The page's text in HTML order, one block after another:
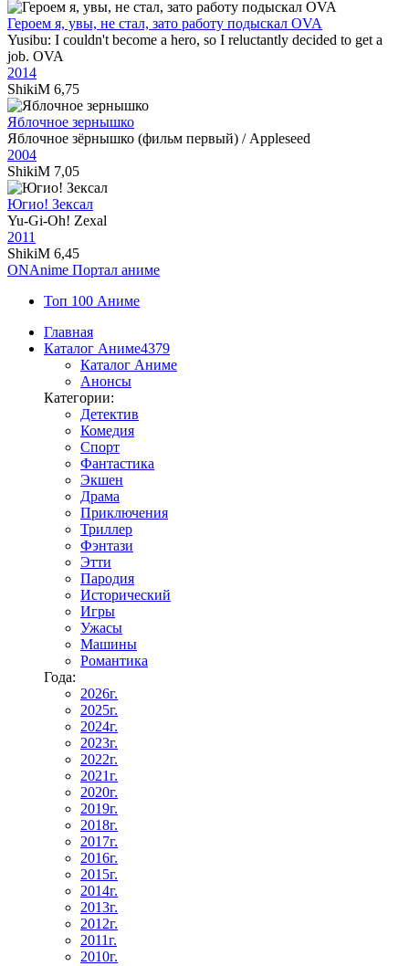
Героем я, увы, не стал, зато работу подыскал OVA
Yusibu: I couldn't become a hero, so I reluctantly decided to get a
job. OVA
2014
ShikiM 6,75
Яблочное зернышко
Яблочное зёрнышко (фильм первый) / Appleseed
2004
ShikiM 7,05
Югио! Зексал
Yu-Gi-Oh! Zexal
2011
ShikiM 6,45
ONAnime Портал аниме
Топ 100 Аниме
Главная
Каталог Аниме4379
Каталог Аниме
Анонсы
Категории:
Детектив
Комедия
Спорт
Фантастика
Экшен
Драма
Приключения
Триллер
Фэнтази
Этти
Пародия
Исторический
Игры
Ужасы
Машины
Романтика
Года:
2026г.
2025г.
2024г.
2023г.
2022г.
2021г.
2020г.
2019г.
2018г.
2017г.
2016г.
2015г.
2014г.
2013г.
2012г.
2011г.
2010г.